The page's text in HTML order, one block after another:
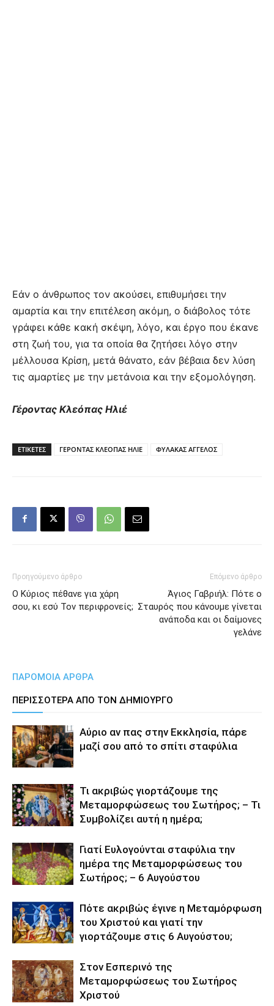
Εάν ο άνθρωπος τον ακούσει, επιθυμήσει την
αμαρτία και την επιτέλεση ακόμη, ο διάβολος τότε
γράφει κάθε κακή σκέψη, λόγο, και έργο που έκανε
στη ζωή του, για τα οποία θα ζητήσει λόγο στην
μέλλουσα Κρίση, μετά θάνατο, εάν βέβαια δεν λύση
τις αμαρτίες με την μετάνοια και την εξομολόγηση.
Γέροντας Κλεόπας Ηλιέ
ΕΤΙΚΕΤΕΣ ΓΕΡΟΝΤΑΣ ΚΛΕΟΠΑΣ ΗΛΙΕ ΦΥΛΑΚΑΣ ΑΓΓΕΛΟΣ
Προηγούμενο άρθρο
Ο Κύριος πέθανε για χάρη
σου, κι εσύ Τον περιφρονείς;
Επόμενο άρθρο
Άγιος Γαβριήλ: Πότε ο
Σταυρός που κάνουμε γίνεται
ανάποδα και οι δαίμονες
γελάνε
ΠΑΡΟΜΟΙΑ ΑΡΘΡΑ
ΠΕΡΙΣΣΟΤΕΡΑ ΑΠΟ ΤΟΝ ΔΗΜΙΟΥΡΓΟ
Αύριο αν πας στην Εκκλησία, πάρε
μαζί σου από το σπίτι σταφύλια
Τι ακριβώς γιορτάζουμε της
Μεταμορφώσεως του Σωτήρος; – Τι
Συμβολίζει αυτή η ημέρα;
Γιατί Ευλογούνται σταφύλια την
ημέρα της Μεταμορφώσεως του
Σωτήρος; – 6 Αυγούστου
Πότε ακριβώς έγινε η Μεταμόρφωση
του Χριστού και γιατί την
γιορτάζουμε στις 6 Αυγούστου;
Στον Εσπερινό της
Μεταμορφώσεως του Σωτήρος
Χριστού